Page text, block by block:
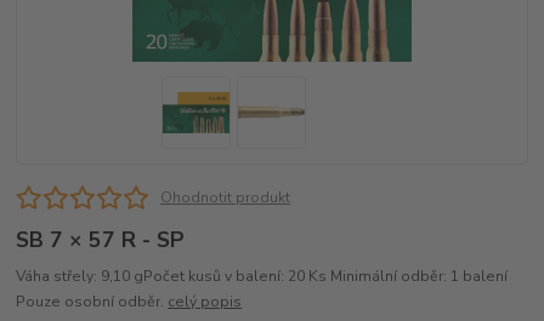
Ohodnotit produkt
SB 7 × 57 R - SP
Váha střely: 9,10 gPočet kusů v balení: 20 Ks Minimální odběr: 1 balení
Pouze osobní odběr. celý popis